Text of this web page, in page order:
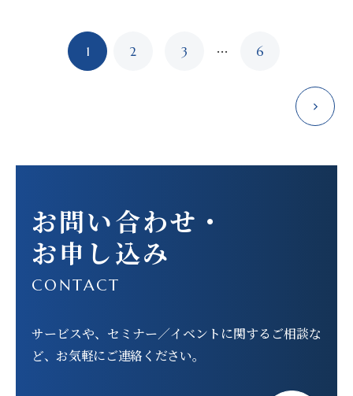
ショ
1 2 3 … 6
お問い合わせ ・
お申し込み
CONTACT
サービスや、セミナー／イベントに関する ご相談な
ど、お気軽にご連絡ください。